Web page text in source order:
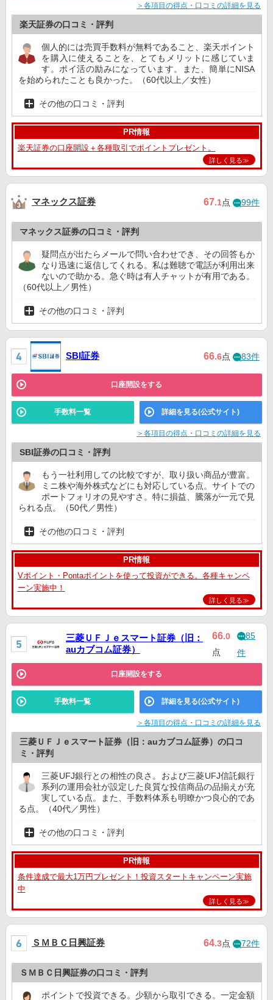
＞各項目の得点・口コミの詳細を見る
楽天証券の口コミ・評判
個人的には売買手数料が無料であること、楽天ポイント
を購入に使えることを、とてもメリットに感じていま
す。ポイ活の励みになっています。また、簡単にNISA
を始められたことも良かった。（60代以上／女性）
その他の口コミ・評判
PR情報
楽天証券の口座開設＋各種取引でポイントプレゼント。
詳しく見る≫
マネックス証券 67.1点 99件
マネックス証券の口コミ・評判
疑問点が出たらメールで問い合わせでき、その回答もか
なり迅速に返信してくれる。私は難聴で電話が利用出来
ないので助かる。急ぐ時は有人チャットが有用である。
（60代以上／男性）
その他の口コミ・評判
SBI証券 66.6点 83件
口座開設をする
手数料一覧 詳細を見る(公式サイト)
＞各項目の得点・口コミの詳細を見る
SBI証券の口コミ・評判
もう一社利用しての比較ですが、取り扱い商品が豊富。
ミニ株や海外株式などにも対応している点。サイトでの
ポートフォリオの見やすさ。特に損益、騰落が一元で見
られる点。（50代／男性）
その他の口コミ・評判
PR情報
Vポイント・Pontaポイントを使って投資ができる。各種キャンペ
ーン実施中！
詳しく見る≫
三菱ＵＦＪｅスマート証券（旧：
auカブコム証券）
66.0
点
85
件
口座開設をする
手数料一覧 詳細を見る(公式サイト)
＞各項目の得点・口コミの詳細を見る
三菱ＵＦＪｅスマート証券（旧：auカブコム証券）の口コ
ミ・評判
三菱UFJ銀行との相性の良さ。および三菱UFJ信託銀行
系列の運用会社が設定した良質な投信商品の品揃えが充
実している点。また、手数料体系も明瞭かつ良心的であ
る点。（40代／男性）
その他の口コミ・評判
PR情報
条件達成で最大1万円プレゼント！投資スタートキャンペーン実施
中
詳しく見る≫
ＳＭＢＣ日興証券 64.3点 72件
ＳＭＢＣ日興証券の口コミ・評判
ポイントで投資できる。少額から取引できる。一定金額